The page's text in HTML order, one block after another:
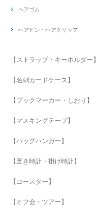
ヘアゴム
ヘアピン・ヘアクリップ
【ストラップ・キーホルダー】
【名刺カードケース】
【ブックマーカー・しおり】
【マスキングテープ】
【バッグハンガー】
【置き時計・掛け時計】
【コースター】
【オフ会・ツアー】